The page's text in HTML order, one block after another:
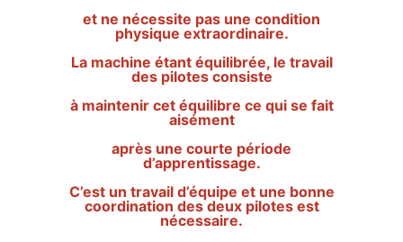
et ne nécessite pas une condition
physique extraordinaire.
La machine étant équilibrée, le travail
des pilotes consiste
à maintenir cet équilibre ce qui se fait
aisément
après une courte période
d’apprentissage.
C’est un travail d’équipe et une bonne
coordination des deux pilotes est
nécessaire.